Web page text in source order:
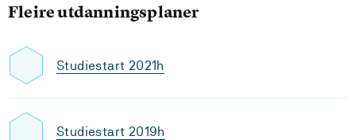
Fleire utdanningsplaner
Studiestart 2021h
Studiestart 2019h